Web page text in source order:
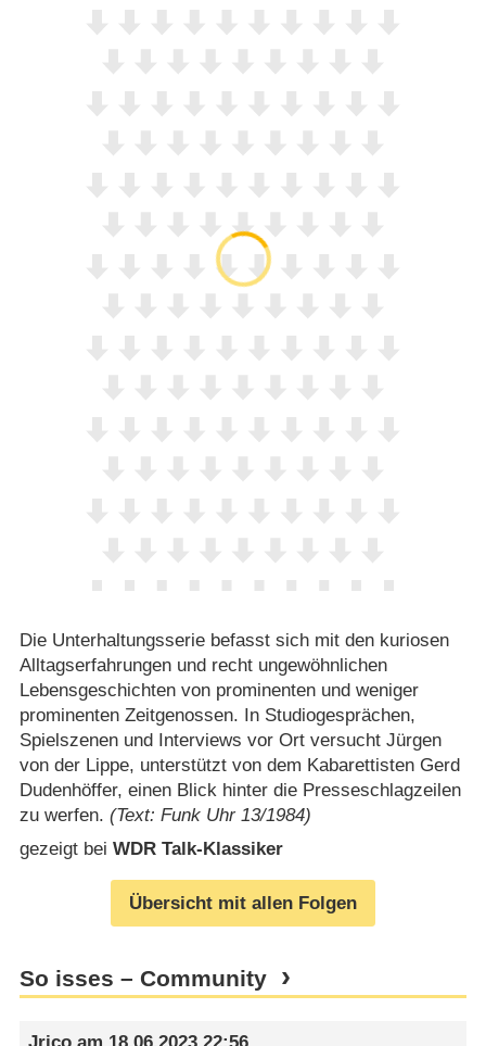
Die Unterhaltungsserie befasst sich mit den kuriosen
Alltagserfahrungen und recht ungewöhnlichen
Lebensgeschichten von prominenten und weniger
prominenten Zeitgenossen. In Studiogesprächen,
Spielszenen und Interviews vor Ort versucht Jürgen
von der Lippe, unterstützt von dem Kabarettisten Gerd
Dudenhöffer, einen Blick hinter die Presseschlagzeilen
zu werfen. (Text: Funk Uhr 13/1984)
gezeigt bei WDR Talk-Klassiker
Übersicht mit allen Folgen
So isses – Community